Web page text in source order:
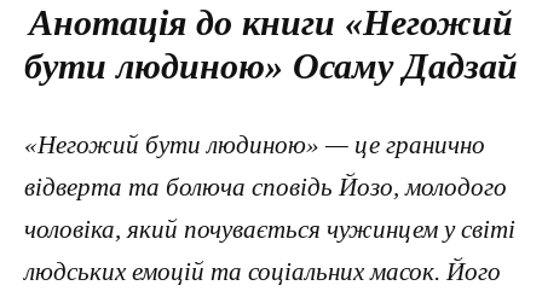
Анотація до книги «Негожий
бути людиною» Осаму Дадзай
«Негожий бути людиною» — це гранично
відверта та болюча сповідь Йозо, молодого
чоловіка, який почувається чужинцем у світі
людських емоцій та соціальних масок. Його